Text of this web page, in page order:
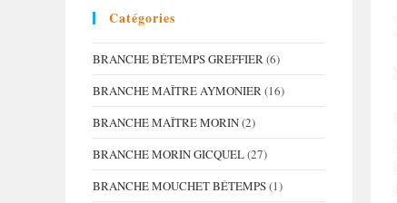
Catégories
BRANCHE BÉTEMPS GREFFIER(6)
BRANCHE MAÎTRE AYMONIER(16)
BRANCHE MAÎTRE MORIN(2)
BRANCHE MORIN GICQUEL(27)
BRANCHE MOUCHET BÉTEMPS(1)